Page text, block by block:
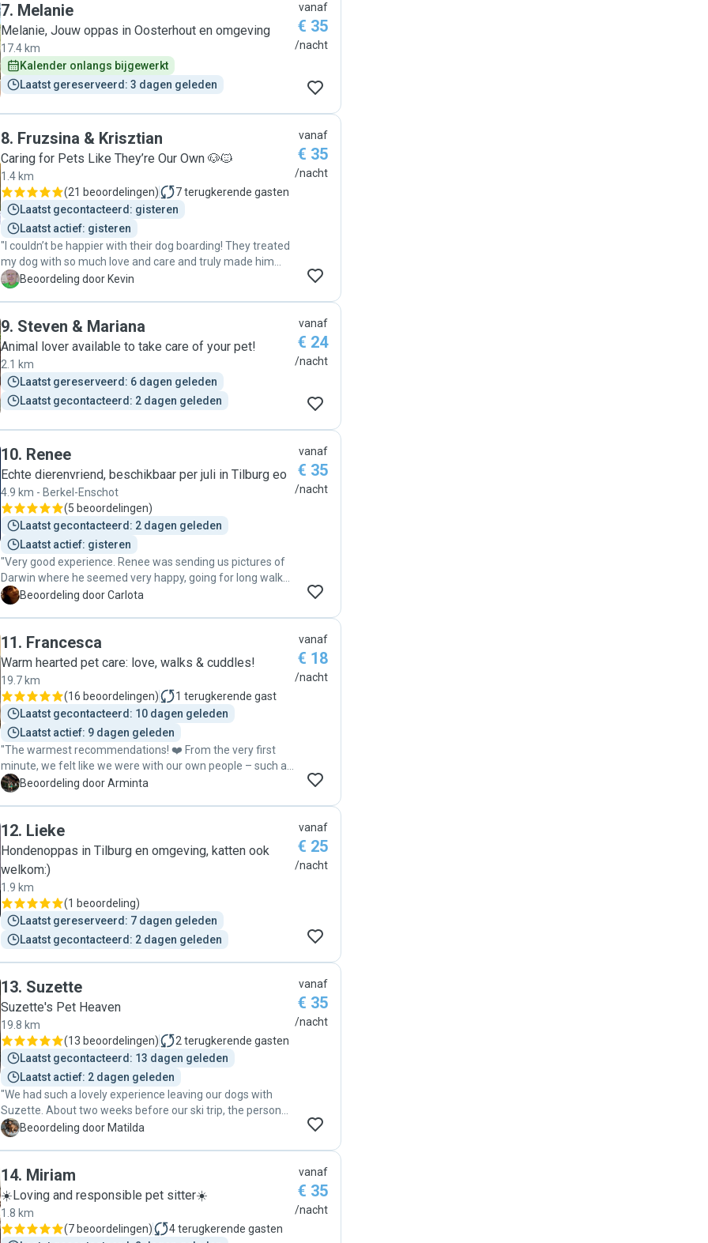
behaved perfectly at home, and everything went smoothly.
Urania is truly someone who loves dogs and always goes
above and beyond what’s expected. She even surprised
Penélope with a little gift at the end of her stay, which was
such a sweet touch! We couldn’t have asked for a better
experience and will definitely book with Urania again in the
7. Melanie
Melanie, Jouw oppas in Oosterhout en omgeving
17.4 km
Kalender onlangs bijgewerkt
Laatst gereserveerd: 3 dagen geleden
vanaf
€ 35
/nacht
8. Fruzsina & Krisztian
Caring for Pets Like They’re Our Own 🐶🐱
1.4 km
(21 beoordelingen) 7terugkerende gasten
Laatst gecontacteerd: gisteren
Laatst actief: gisteren
"I couldn’t be happier with their dog boarding! They treated
my dog with so much love and care and truly made him
feel at home. It meant everything to know he was safe,
K Beoordeling door Kevin
vanaf
€ 35
/nacht
9. Steven & Mariana
Animal lover available to take care of your pet!
2.1 km
Laatst gereserveerd: 6 dagen geleden
Laatst gecontacteerd: 2 dagen geleden
vanaf
€ 24
/nacht
10. Renee
Echte dierenvriend, beschikbaar per juli in Tilburg eo
4.9 km - Berkel-Enschot
(5 beoordelingen)
Laatst gecontacteerd: 2 dagen geleden
Laatst actief: gisteren
"Very good experience. Renee was sending us pictures of
Darwin where he seemed very happy, going for long walks
and to the forest :) We would trust her again"
C Beoordeling door Carlota
vanaf
€ 35
/nacht
11. Francesca
Warm hearted pet care: love, walks & cuddles!
19.7 km
(16 beoordelingen) 1 terugkerende gast
Laatst gecontacteerd: 10 dagen geleden
Laatst actief: 9 dagen geleden
"The warmest recommendations! ❤️ From the very first
minute, we felt like we were with our own people – such a
warm, cozy, and trustworthy connection is truly rare. From
entire time, we were constantly updated about how our pet
was feeling and what he/she was doing. We received
messages and photos regularly, so we felt absolutely no
stress. We are so happy that we found such a wonderful
person whom we can trust with our pet whenever we are
away. From now on, we will only leave our pet here! ❤️ Only
the very best reviews and the highest recommendations
for anyone looking for a reliable, caring, and loving pet
A Beoordeling door Arminta
vanaf
€ 18
/nacht
12. Lieke
Hondenoppas in Tilburg en omgeving, katten ook
welkom:)
1.9 km
(1 beoordeling)
Laatst gereserveerd: 7 dagen geleden
Laatst gecontacteerd: 2 dagen geleden
vanaf
€ 25
/nacht
13. Suzette
Suzette's Pet Heaven
19.8 km
(13 beoordelingen) 2 terugkerende gasten
Laatst gecontacteerd: 13 dagen geleden
Laatst actief: 2 dagen geleden
"We had such a lovely experience leaving our dogs with
Suzette. About two weeks before our ski trip, the person
who normally looks after our dogs unfortunately had to
grateful she could. Throughout the week she kept us
updated with sweet photos and little messages about how
the dogs were doing, whether they had eaten well or
enjoyed their walks. It was very reassuring to know they
were in such good hands while we were away. When we
M Beoordeling door Matilda
vanaf
€ 35
/nacht
14. Miriam
☀️Loving and responsible pet sitter☀️
1.8 km
(7 beoordelingen) 4terugkerende gasten
vanaf
€ 35
/nacht